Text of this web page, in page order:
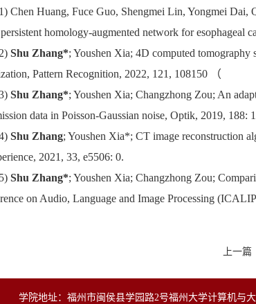
Chen Huang, Fuce Guo, Shengmei Lin, Yongmei Dai,
homology-augmented network for esophageal
Shu Zhang*; Youshen Xia; 4D computed tomography
Pattern Recognition, 2022, 121, 108150
（
Shu Zhang*; Youshen Xia; Changzhong Zou; An
data in Poisson-Gaussian noise, Optik, 2019, 188:
Shu Zhang; Youshen Xia*; CT image reconstruction
2021, 33, e5506: 0.
Shu Zhang*; Youshen Xia; Changzhong Zou;
on Audio, Language and Image Processing
上一篇
学院地址：福州市闽侯县学园路2号福州大学计算机与